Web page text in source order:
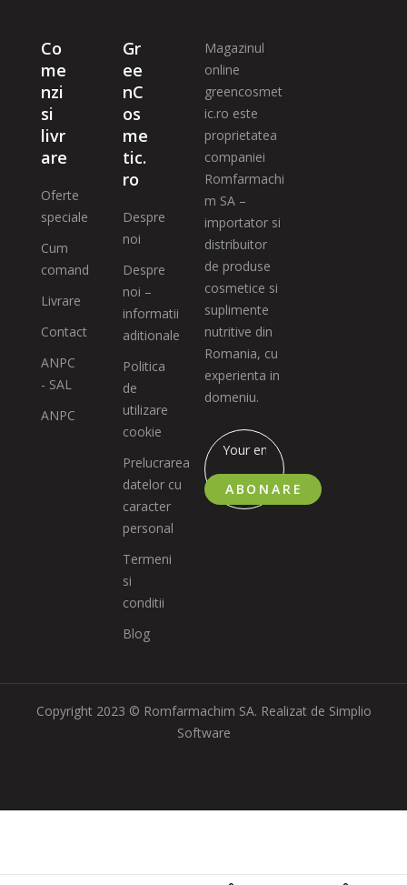
Co
me
nzi
si
livr
are
Oferte
speciale
Cum
comand
Livrare
Contact
ANPC
- SAL
ANPC
Gr
ee
nC
os
me
tic.
ro
Despre
noi
Despre
noi –
informatii
aditionale
Politica
de
utilizare
cookie
Prelucrarea
datelor cu
caracter
personal
Termeni
si
conditii
Blog
Magazinul
online
greencosmet
ic.ro este
proprietatea
companiei
Romfarmachi
m SA –
importator si
distribuitor
de produse
cosmetice si
suplimente
nutritive din
Romania, cu
experienta in
domeniu.
ABONARE
Copyright 2023 © Romfarmachim SA. Realizat de Simplio
Software